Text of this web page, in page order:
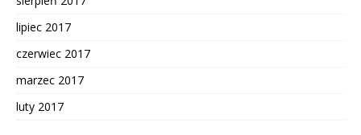
lipiec 2017
czerwiec 2017
marzec 2017
luty 2017